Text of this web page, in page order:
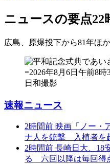
ニュースの要点22
広島、原爆投下から81年ほか
速報ニュース
2時間前 映画「ノー・
ナ人を銃撃 入植者を
2時間前 長崎日大、18
る 六回以降は毎回得